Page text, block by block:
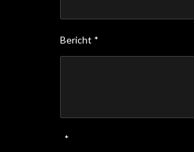
Bericht *
*